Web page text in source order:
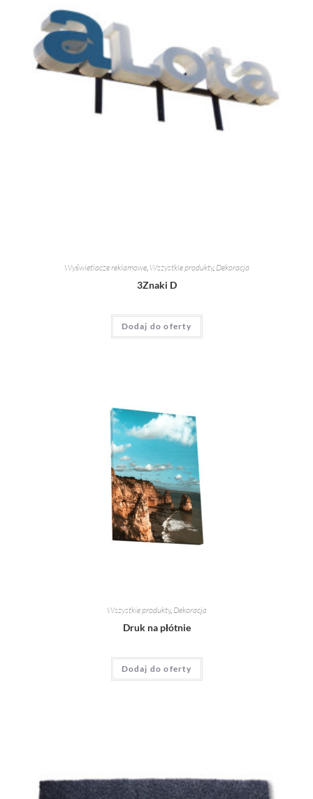
Wyświetlacze reklamowe, Wszystkie produkty, Dekoracja
3Znaki D
Dodaj do oferty
Wszystkie produkty, Dekoracja
Druk na płótnie
Dodaj do oferty